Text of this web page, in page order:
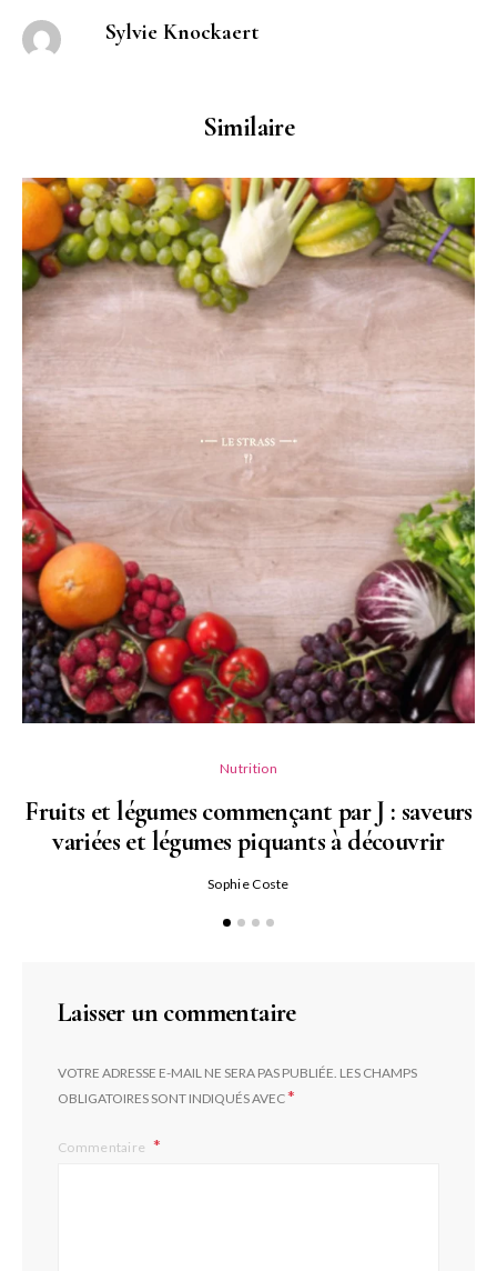
Sylvie Knockaert
Similaire
Nutrition
Fruits et légumes commençant par J : saveurs
variées et légumes piquants à découvrir
Sophie Coste
Laisser un commentaire
VOTRE ADRESSE E-MAIL NE SERA PAS PUBLIÉE. LES CHAMPS
OBLIGATOIRES SONT INDIQUÉS AVEC*
Commentaire